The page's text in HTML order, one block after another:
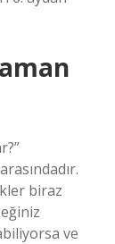
biraz
ve